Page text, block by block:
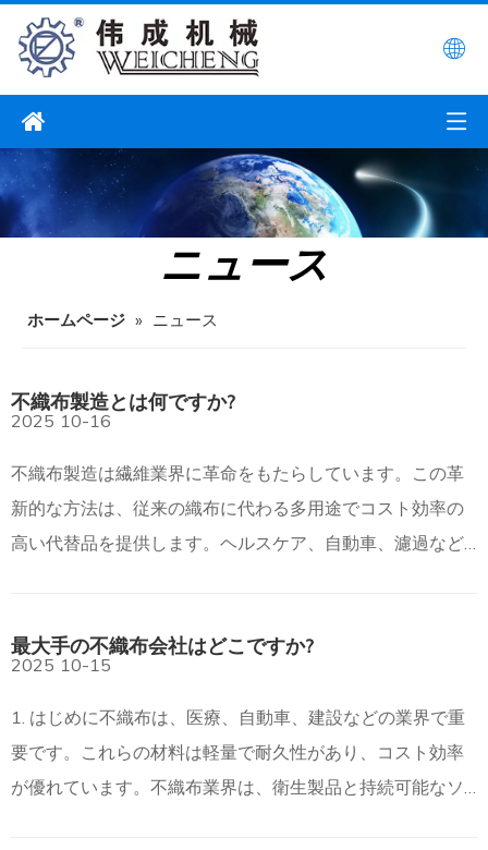
ニュース
ホームページ » ニュース
不織布製造とは何ですか?
不織布製造は繊維業界に革命をもたらしています。この革
新的な方法は、従来の織布に代わる多用途でコスト効率の
高い代替品を提供します。ヘルスケア、自動車、濾過など
2025 10-16
最大手の不織布会社はどこですか?
1. はじめに不織布は、医療、自動車、建設などの業界で重
要です。これらの材料は軽量で耐久性があり、コスト効率
が優れています。不織布業界は、衛生製品と持続可能なソ
2025 10-15